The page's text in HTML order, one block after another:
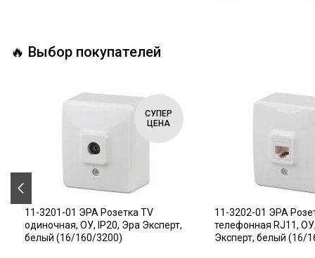
🔥 Выбор покупателей
СУПЕР
ЦЕНА
11-3201-01 ЭРА Розетка TV
одиночная, ОУ, IP20, Эра Эксперт,
белый (16/160/3200)
11-3202-01 ЭРА
телефонная RJ11,
Эксперт, белый (16/